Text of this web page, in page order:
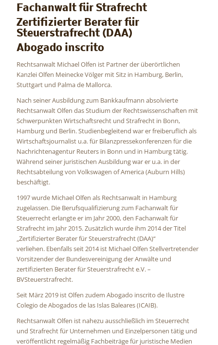
Fachanwalt für Strafrecht
Zertifizierter Berater für
Steuerstrafrecht (DAA)
Abogado inscrito
Rechtsanwalt Michael Olfen ist Partner der überörtlichen
Kanzlei Olfen Meinecke Völger mit Sitz in Hamburg, Berlin,
Stuttgart und Palma de Mallorca.
Nach seiner Ausbildung zum Bankkaufmann absolvierte
Rechtsanwalt Olfen das Studium der Rechtswissenschaften mit
Schwerpunkten Wirtschaftsrecht und Strafrecht in Bonn,
Hamburg und Berlin. Studienbegleitend war er freiberuflich als
Wirtschaftsjournalist u.a. für Bilanzpressekonferenzen für die
Nachrichtenagentur Reuters in Bonn und in Hamburg tätig.
Während seiner juristischen Ausbildung war er u.a. in der
Rechtsabteilung von Volkswagen of America (Auburn Hills)
beschäftigt.
1997 wurde Michael Olfen als Rechtsanwalt in Hamburg
zugelassen. Die Berufsqualifizierung zum Fachanwalt für
Steuerrecht erlangte er im Jahr 2000, den Fachanwalt für
Strafrecht im Jahr 2015. Zusätzlich wurde ihm 2014 der Titel
„Zertifizierter Berater für Steuerstrafrecht (DAA)“
verliehen. Ebenfalls seit 2014 ist Michael Olfen Stellvertretender
Vorsitzender der Bundesvereinigung der Anwälte und
zertifizierten Berater für Steuerstrafrecht e.V. –
BVSteuerstrafrecht.
Seit März 2019 ist Olfen zudem Abogado inscrito de Ilustre
Colegio de Abogados de las Islas Baleares (ICAIB).
Rechtsanwalt Olfen ist nahezu ausschließlich im Steuerrecht
und Strafrecht für Unternehmen und Einzelpersonen tätig und
veröffentlicht regelmäßig Fachbeiträge für juristische Medien